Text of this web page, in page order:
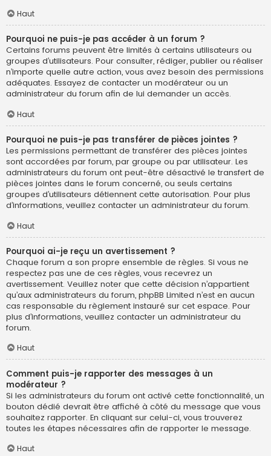
Haut
Pourquoi ne puis-je pas accéder à un forum ?
Certains forums peuvent être limités à certains utilisateurs ou
groupes d’utilisateurs. Pour consulter, rédiger, publier ou réaliser
n’importe quelle autre action, vous avez besoin des permissions
adéquates. Essayez de contacter un modérateur ou un
administrateur du forum afin de lui demander un accès.
Haut
Pourquoi ne puis-je pas transférer de pièces jointes ?
Les permissions permettant de transférer des pièces jointes
sont accordées par forum, par groupe ou par utilisateur. Les
administrateurs du forum ont peut-être désactivé le transfert de
pièces jointes dans le forum concerné, ou seuls certains
groupes d’utilisateurs détiennent cette autorisation. Pour plus
d’informations, veuillez contacter un administrateur du forum.
Haut
Pourquoi ai-je reçu un avertissement ?
Chaque forum a son propre ensemble de règles. Si vous ne
respectez pas une de ces règles, vous recevrez un
avertissement. Veuillez noter que cette décision n’appartient
qu’aux administrateurs du forum, phpBB Limited n’est en aucun
cas responsable du règlement instauré sur cet espace. Pour
plus d’informations, veuillez contacter un administrateur du
forum.
Haut
Comment puis-je rapporter des messages à un
modérateur ?
Si les administrateurs du forum ont activé cette fonctionnalité, un
bouton dédié devrait être affiché à côté du message que vous
souhaitez rapporter. En cliquant sur celui-ci, vous trouverez
toutes les étapes nécessaires afin de rapporter le message.
Haut